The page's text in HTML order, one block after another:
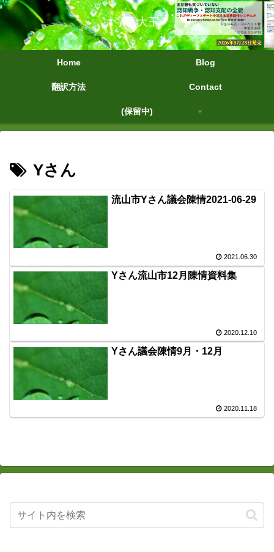
字幕大王
Home Blog
翻訳方法 Contact
(保留中)
Yさん
流山市Yさん議会陳情2021-06-29
2021.06.30
Yさん流山市12月陳情資料集
2020.12.10
Yさん議会陳情9月・12月
2020.11.18